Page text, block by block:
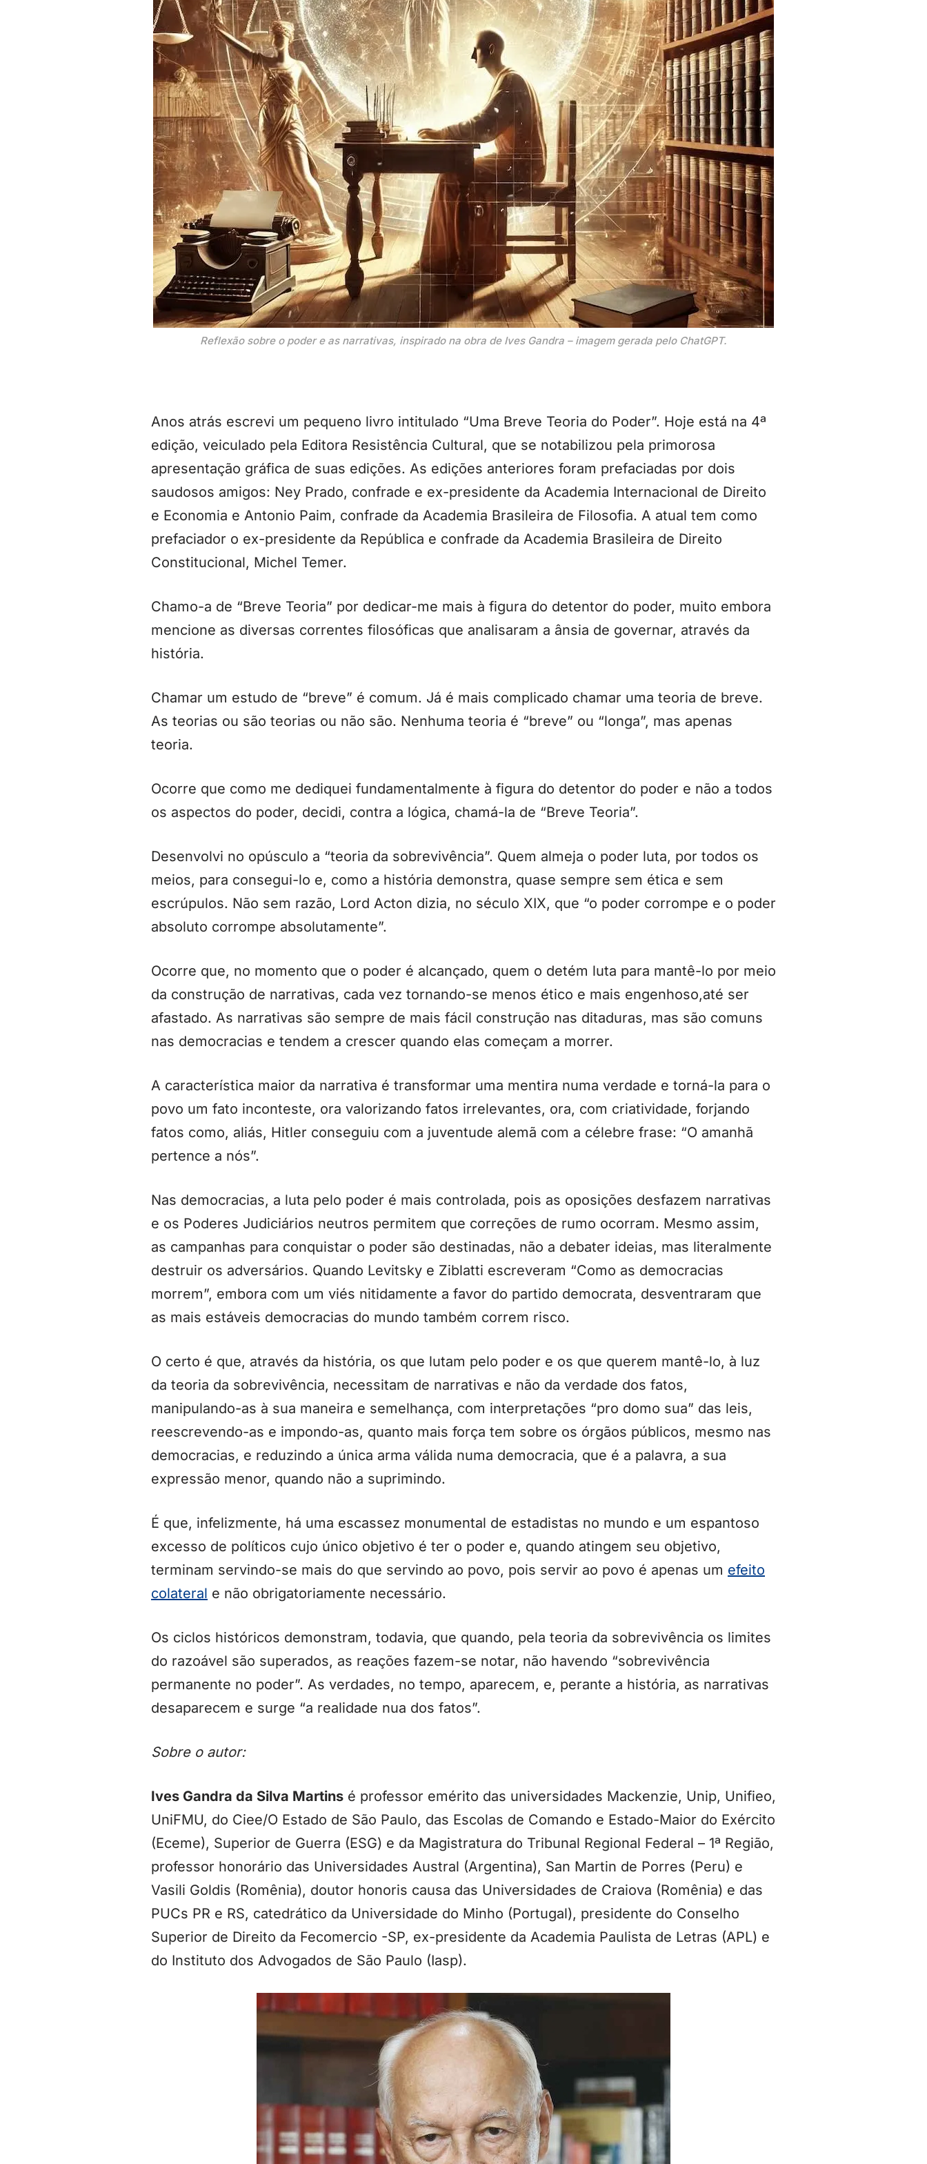
Reflexão sobre o poder e as narrativas, inspirado na obra de Ives Gandra – imagem gerada pelo ChatGPT.
Anos atrás escrevi um pequeno livro intitulado “Uma Breve Teoria do Poder”. Hoje está na 4ª
edição, veiculado pela Editora Resistência Cultural, que se notabilizou pela primorosa
apresentação gráfica de suas edições. As edições anteriores foram prefaciadas por dois
saudosos amigos: Ney Prado, confrade e ex-presidente da Academia Internacional de Direito
e Economia e Antonio Paim, confrade da Academia Brasileira de Filosofia. A atual tem como
prefaciador o ex-presidente da República e confrade da Academia Brasileira de Direito
Constitucional, Michel Temer.
Chamo-a de “Breve Teoria” por dedicar-me mais à figura do detentor do poder, muito embora
mencione as diversas correntes filosóficas que analisaram a ânsia de governar, através da
história.
Chamar um estudo de “breve” é comum. Já é mais complicado chamar uma teoria de breve.
As teorias ou são teorias ou não são. Nenhuma teoria é “breve” ou “longa”, mas apenas
teoria.
Ocorre que como me dediquei fundamentalmente à figura do detentor do poder e não a todos
os aspectos do poder, decidi, contra a lógica, chamá-la de “Breve Teoria”.
Desenvolvi no opúsculo a “teoria da sobrevivência”. Quem almeja o poder luta, por todos os
meios, para consegui-lo e, como a história demonstra, quase sempre sem ética e sem
escrúpulos. Não sem razão, Lord Acton dizia, no século XIX, que “o poder corrompe e o poder
absoluto corrompe absolutamente”.
Ocorre que, no momento que o poder é alcançado, quem o detém luta para mantê-lo por meio
da construção de narrativas, cada vez tornando-se menos ético e mais engenhoso,até ser
afastado. As narrativas são sempre de mais fácil construção nas ditaduras, mas são comuns
nas democracias e tendem a crescer quando elas começam a morrer.
A característica maior da narrativa é transformar uma mentira numa verdade e torná-la para o
povo um fato inconteste, ora valorizando fatos irrelevantes, ora, com criatividade, forjando
fatos como, aliás, Hitler conseguiu com a juventude alemã com a célebre frase: “O amanhã
pertence a nós”.
Nas democracias, a luta pelo poder é mais controlada, pois as oposições desfazem narrativas
e os Poderes Judiciários neutros permitem que correções de rumo ocorram. Mesmo assim,
as campanhas para conquistar o poder são destinadas, não a debater ideias, mas literalmente
destruir os adversários. Quando Levitsky e Ziblatti escreveram “Como as democracias
morrem”, embora com um viés nitidamente a favor do partido democrata, desventraram que
as mais estáveis democracias do mundo também correm risco.
O certo é que, através da história, os que lutam pelo poder e os que querem mantê-lo, à luz
da teoria da sobrevivência, necessitam de narrativas e não da verdade dos fatos,
manipulando-as à sua maneira e semelhança, com interpretações “pro domo sua” das leis,
reescrevendo-as e impondo-as, quanto mais força tem sobre os órgãos públicos, mesmo nas
democracias, e reduzindo a única arma válida numa democracia, que é a palavra, a sua
expressão menor, quando não a suprimindo.
É que, infelizmente, há uma escassez monumental de estadistas no mundo e um espantoso
excesso de políticos cujo único objetivo é ter o poder e, quando atingem seu objetivo,
terminam servindo-se mais do que servindo ao povo, pois servir ao povo é apenas um efeito
colateral e não obrigatoriamente necessário.
Os ciclos históricos demonstram, todavia, que quando, pela teoria da sobrevivência os limites
do razoável são superados, as reações fazem-se notar, não havendo “sobrevivência
permanente no poder”. As verdades, no tempo, aparecem, e, perante a história, as narrativas
desaparecem e surge “a realidade nua dos fatos”.
Sobre o autor:
Ives Gandra da Silva Martins é professor emérito das universidades Mackenzie, Unip, Unifieo,
UniFMU, do Ciee/O Estado de São Paulo, das Escolas de Comando e Estado-Maior do Exército
(Eceme), Superior de Guerra (ESG) e da Magistratura do Tribunal Regional Federal – 1ª Região,
professor honorário das Universidades Austral (Argentina), San Martin de Porres (Peru) e
Vasili Goldis (Romênia), doutor honoris causa das Universidades de Craiova (Romênia) e das
PUCs PR e RS, catedrático da Universidade do Minho (Portugal), presidente do Conselho
Superior de Direito da Fecomercio -SP, ex-presidente da Academia Paulista de Letras (APL) e
do Instituto dos Advogados de São Paulo (Iasp).